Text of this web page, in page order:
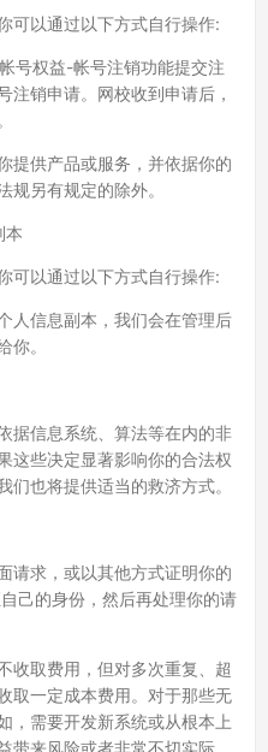
可以通过以下方式自行操作:
号权益-帐号注销功能提交注
注销申请。网校收到申请后，
提供产品或服务，并依据你的
规另有规定的除外。
本
可以通过以下方式自行操作:
人信息副本，我们会在管理后
你。
据信息系统、算法等在内的非
这些决定显著影响你的合法权
也将提供适当的救济方式。
请求，或以其他方式证明你的
己的身份，然后再处理你的请
收取费用，但对多次重复、超
取一定成本费用。对于那些无
，需要开发新系统或从根本上
带来风险或者非常不切实际